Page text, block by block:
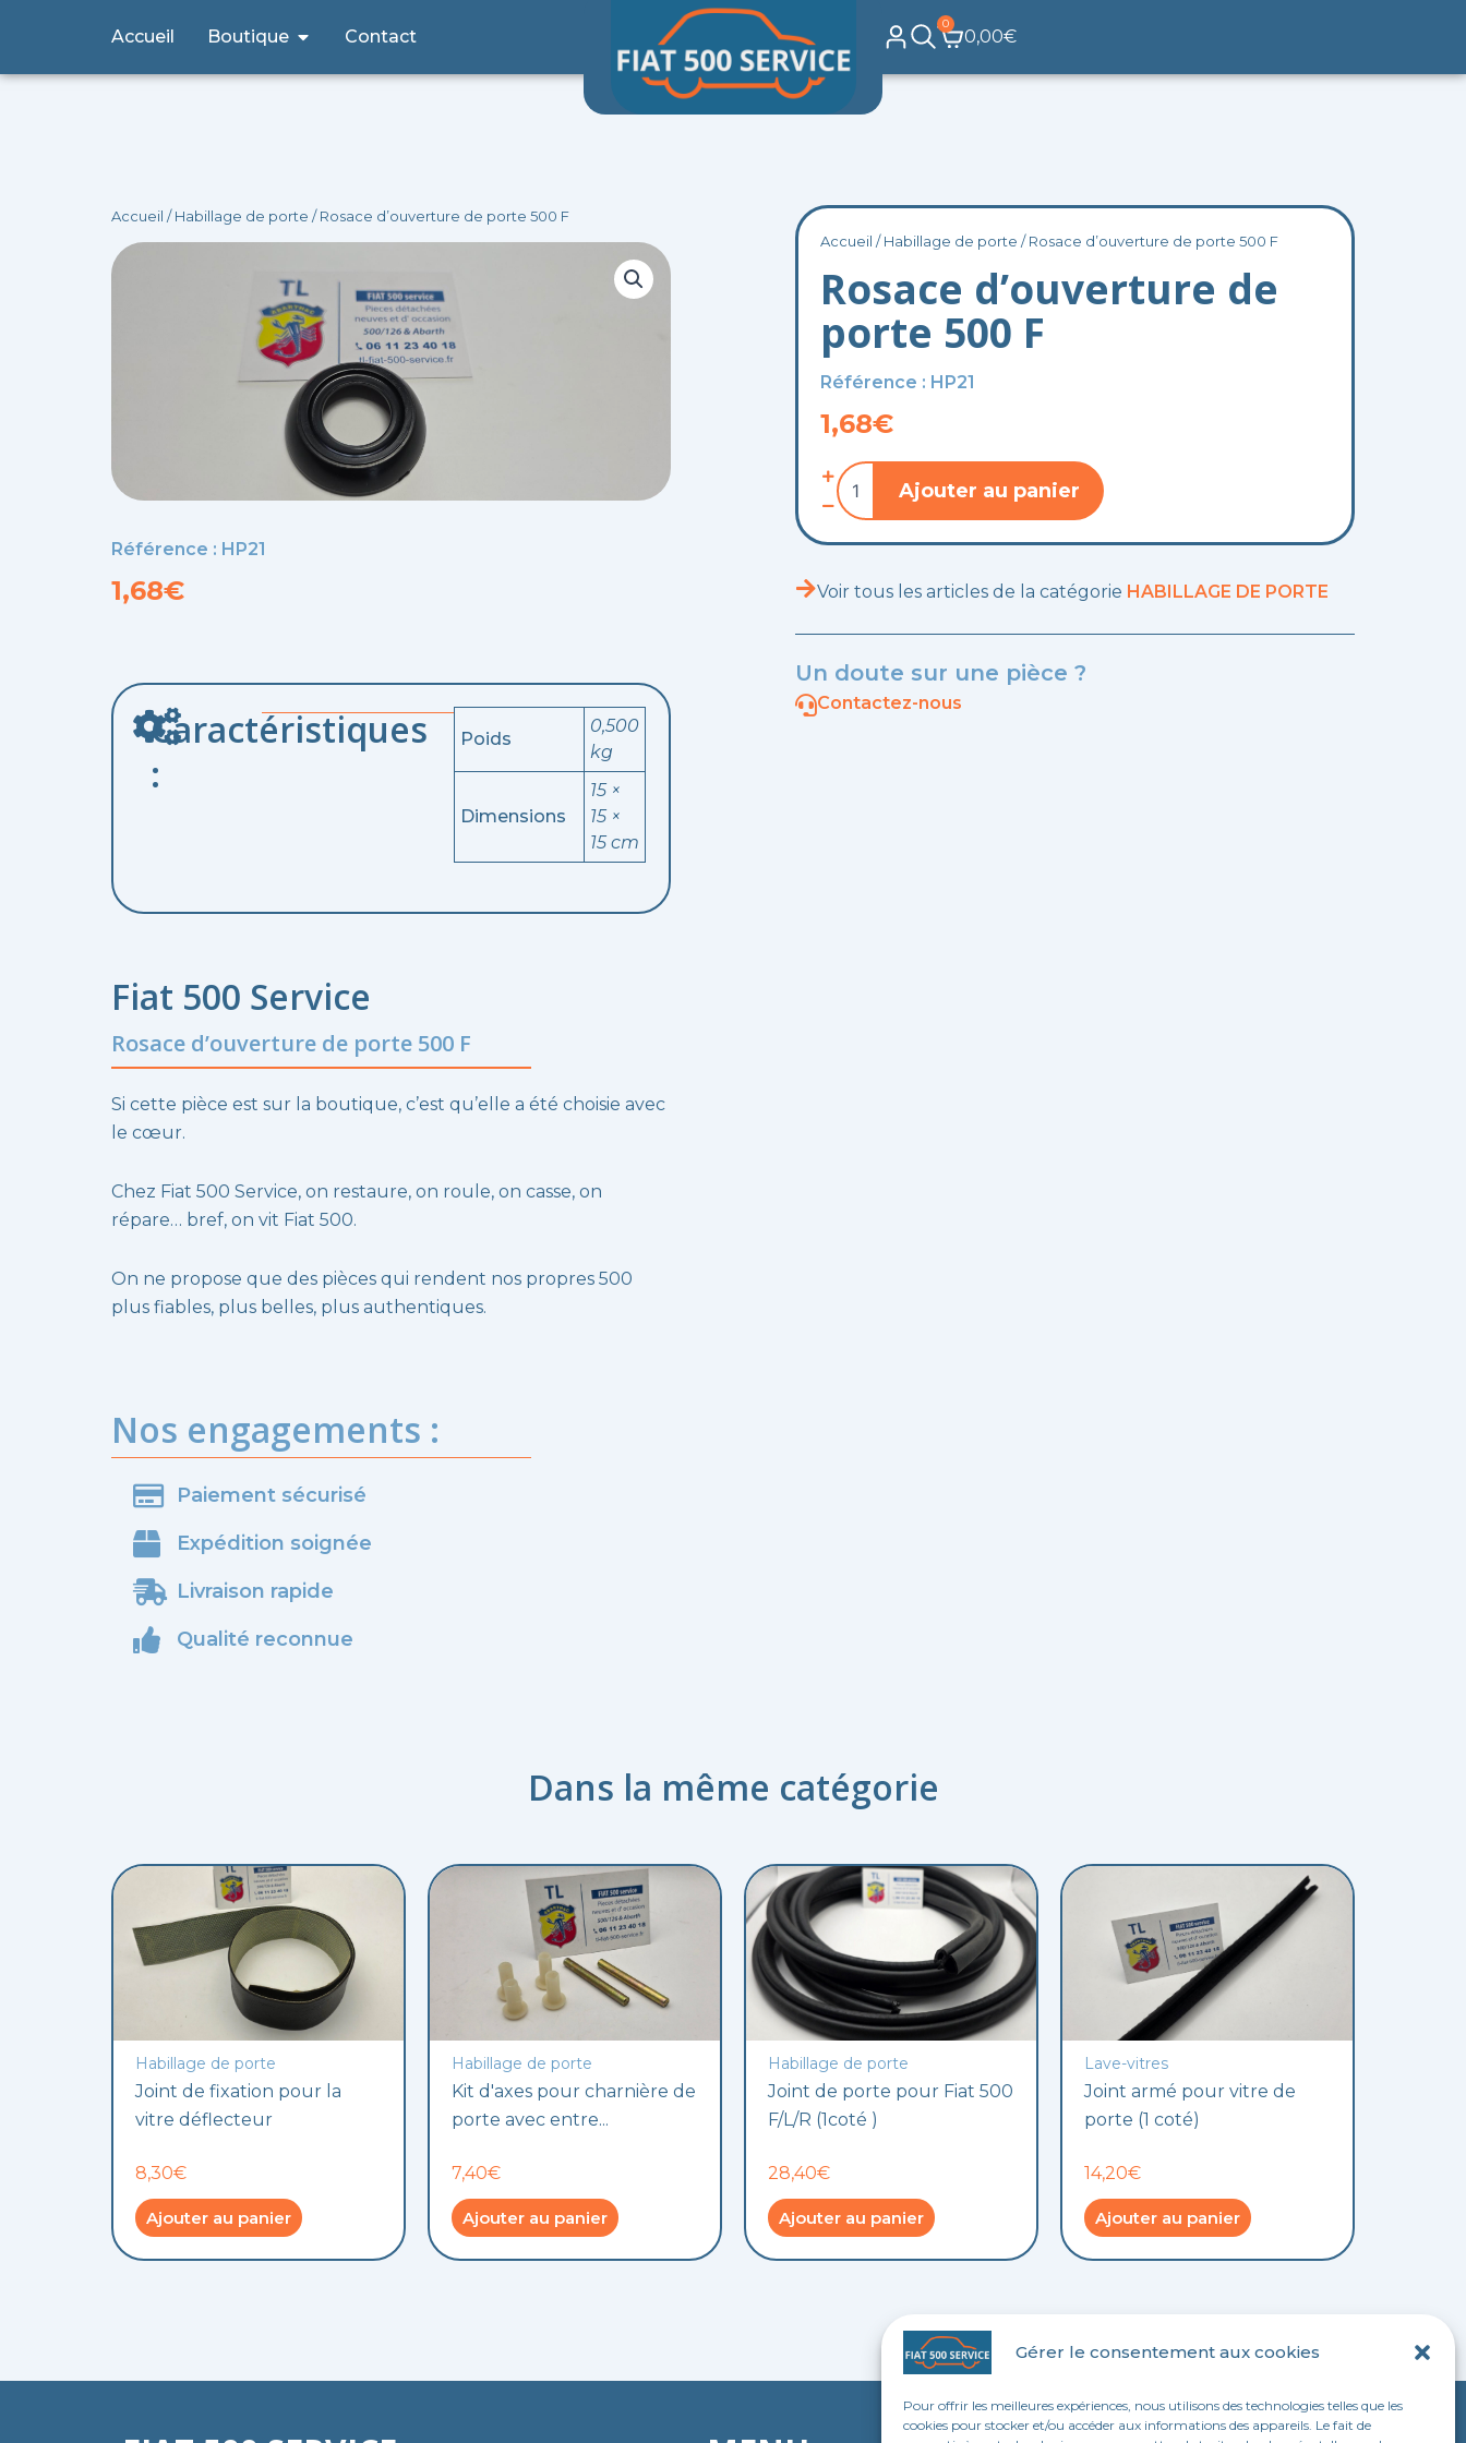
Gérer le consentement aux cookies
Pour offrir les meilleures expériences, nous utilisons des technologies telles que les
cookies pour stocker et/ou accéder aux informations des appareils. Le fait de
contenu
Accueil Boutique Ouvrir Boutique
Contact 0,00€
0
Panier
Accueil /Habillage de porte / Rosace d’ouverture de porte 500 F
Référence : HP21
1,68€
Caractéristiques
:
Poids
0,500
kg
Dimensions
15 ×
15 ×
15 cm
Fiat 500 Service
Rosace d’ouverture de porte 500 F
Si cette pièce est sur la boutique, c’est qu’elle a été choisie avec
le cœur.
Chez Fiat 500 Service, on restaure, on roule, on casse, on
répare… bref, on vit Fiat 500.
On ne propose que des pièces qui rendent nos propres 500
plus fiables, plus belles, plus authentiques.
Nos engagements :
Paiement sécurisé
Expédition soignée
Livraison rapide
Qualité reconnue
Accueil /Habillage de porte / Rosace d’ouverture de porte 500 F
Rosace d’ouverture de
porte 500 F
Référence : HP21
1,68€
quantité
de
Rosace
500
Ajouter au panier
Voir tous les articles de la catégorie HABILLAGE DE PORTE
Un doute sur une pièce ?
Contactez-nous
Dans la même catégorie
Habillage de porte
Joint de fixation pour la
vitre déflecteur
8,30€
Ajouter au panier
Habillage de porte
Kit d'axes pour charnière de
porte avec entre...
7,40€
Ajouter au panier
Habillage de porte
Joint de porte pour Fiat 500
F/L/R (1coté )
28,40€
Ajouter au panier
Lave-vitres
Joint armé pour vitre de
porte (1 coté)
14,20€
Ajouter au panier